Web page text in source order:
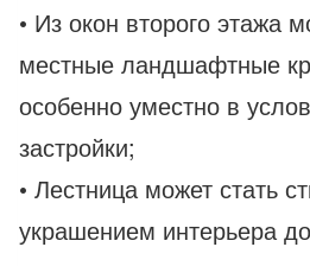
• Из окон второго этажа
местные ландшафтные
особенно уместно в
застройки;
• Лестница может стать
украшением интерьера